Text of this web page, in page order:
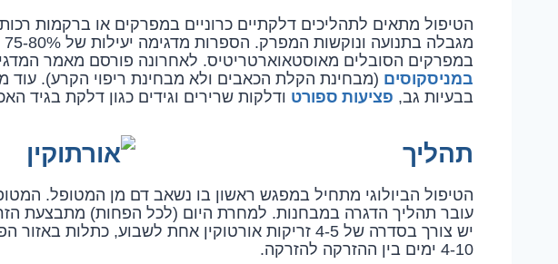
הטיפול מתאים לתהליכים דלקתיים כרוניים במפרקים או ברקמות
במפרקים הסובלים מאוסטאוארטריטיס. לאחרונה פורסם מאמר
במניסקוסים (מבחינת הקלת הכאבים ולא מבחינת ריפוי הקרע). עוד
בבעיות גב, פציעות ספורט ודלקות שרירים וגידים כגון דלקת בגיד
תהליך
הטיפול הביולוגי מתחיל במפגש ראשון בו נשאב דם מן המטופל.
עובר תהליך הדגרה במבחנות. למחרת היום (לכל הפחות) מתבצעת
יש צורך בסדרה של 4-5 זריקות אורטוקין אחת לשבוע, כתלות
4-10 ימים בין ההזרקה להזרקה.